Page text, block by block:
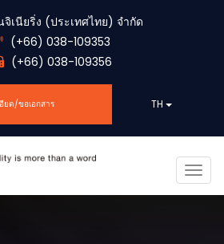
จิเนียริ่ง (ประเทศไทย) จำกัด
(+66) 038-109353
(+66) 038-109356
ยด/ขอเอกสาร TH